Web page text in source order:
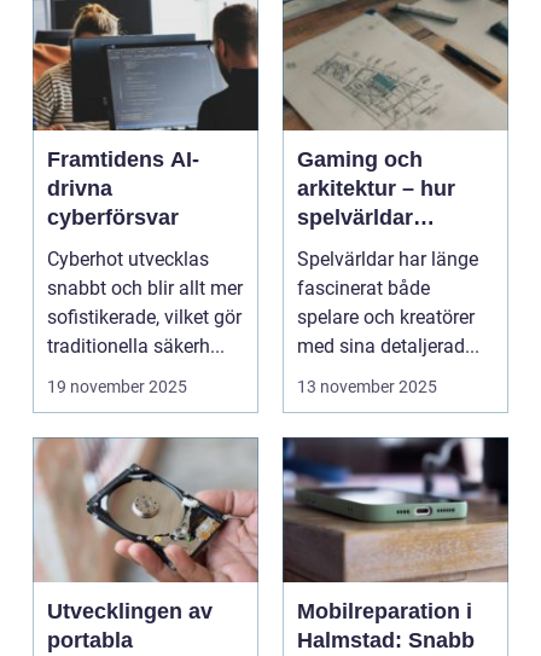
Framtidens AI-
drivna
cyberförsvar
Cyberhot utvecklas
snabbt och blir allt mer
sofistikerade, vilket gör
traditionella säkerh...
19 november 2025
Gaming och
arkitektur – hur
spelvärldar
inspirerar verklig
stadsplanering
Spelvärldar har länge
fascinerat både
spelare och kreatörer
med sina detaljerad...
13 november 2025
Utvecklingen av
portabla
Mobilreparation i
Halmstad: Snabb